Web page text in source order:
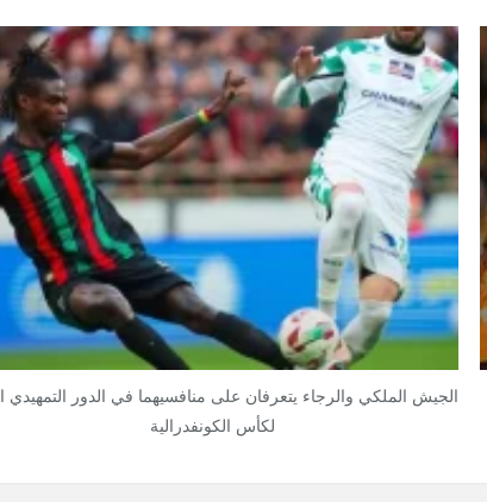
الجيش الملكي والرجاء يتعرفان على منافسيهما في الدور التمهيدي
لكأس الكونفدرالية